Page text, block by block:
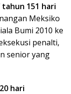
tahun 151 hari
Meksiko
Bumi 2010 ke
penalti,
senior yang
hari